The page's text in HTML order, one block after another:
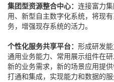
集团型资源整合中心： 连接富力
用、新型自主数字化系统，将现
务，增强现存系统的活力。
个性化服务共享平台： 形成研发
通用业务能力、常用展示组件在
新的业务需求，新的场景应用提
打通和集成，实现能力和数据的服